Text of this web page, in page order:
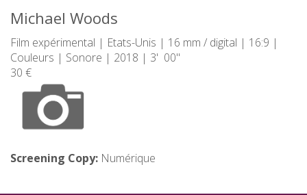
Michael Woods
Film expérimental | Etats-Unis | 16 mm / digital | 16:9 |
Couleurs | Sonore | 2018 | 3' 00"
30 €
Screening Copy: Numérique